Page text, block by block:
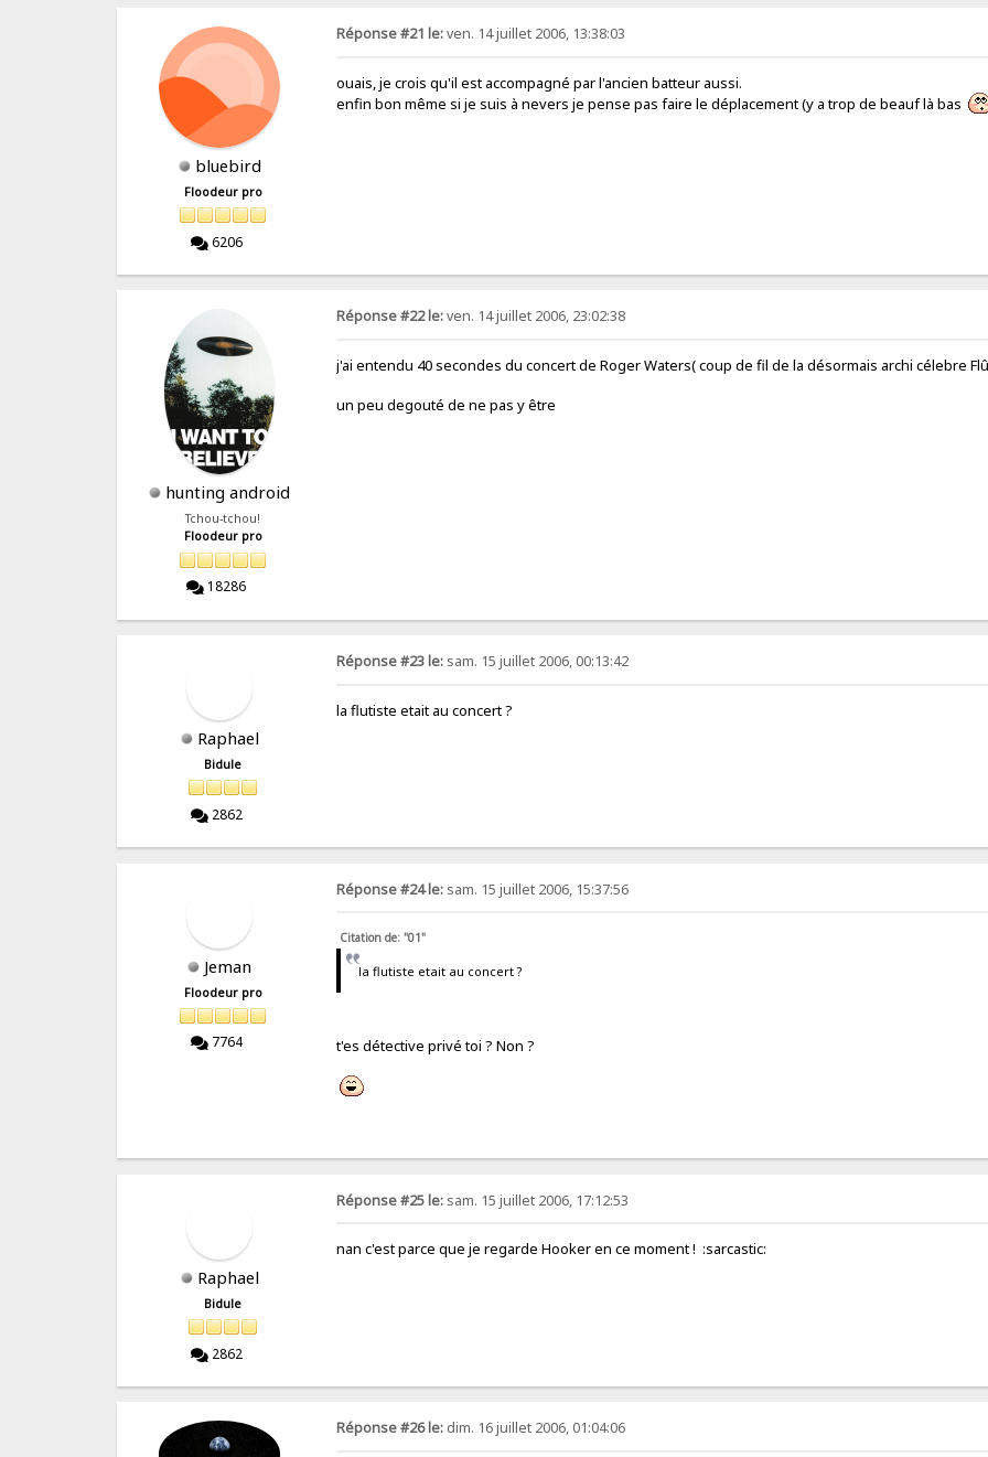
bluebird
Floodeur pro
6206
Réponse #21 le:ven. 14 juillet 2006, 13:38:03
ouais, je crois qu'il est accompagné par l'ancien batteur aussi.
enfin bon même si je suis à nevers je pense pas faire le déplacement (y a trop de beauf là bas
hunting android
Tchou-tchou!
Floodeur pro
18286
Réponse #22 le:ven. 14 juillet 2006, 23:02:38
j'ai entendu 40 secondes du concert de Roger Waters( coup de fil de la désormais archi célebre
un peu degouté de ne pas y être
Raphael
Bidule
2862
Réponse #23 le: sam. 15 juillet 2006, 00:13:42
la flutiste etait au concert ?
Jeman
Floodeur pro
7764
Réponse #24 le: sam. 15 juillet 2006, 15:37:56
Citation de: "01"
la flutiste etait au concert ?
t'es détective privé toi ? Non ?
Raphael
Bidule
2862
Réponse #25 le: sam. 15 juillet 2006, 17:12:53
nan c'est parce que je regarde Hooker en ce moment ! :sarcastic:
Réponse #26 le: dim. 16 juillet 2006, 01:04:06